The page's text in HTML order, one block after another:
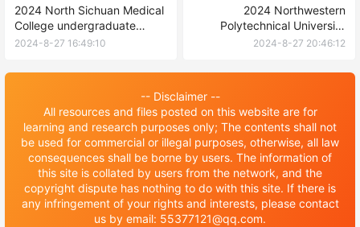
2024 North Sichuan Medical
College undergraduate
Student enrollment in China
科生招生简章
2024-8-27 16:49:10
2024 Northwestern
Polytechnical University
Undergraduate Admissions
Students 2024年西北工业大
2024-8-27 20:46:12
-- Disclaimer --
All resources and files posted on this website are for
learning and research purposes only; The contents shall not
be used for commercial or illegal purposes, otherwise, all law
consequences shall be borne by users. The information of
this site is collated by users from the network, and the
copyright dispute has nothing to do with this site. If there is
any infringement of your rights and interests, please contact
us by email: 55377121@qq.com.